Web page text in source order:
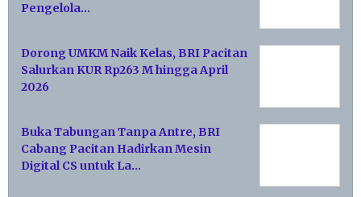
Pengelola…
Dorong UMKM Naik Kelas, BRI Pacitan
Salurkan KUR Rp263 M hingga April
2026
Buka Tabungan Tanpa Antre, BRI
Cabang Pacitan Hadirkan Mesin
Digital CS untuk La…